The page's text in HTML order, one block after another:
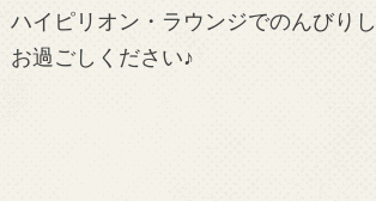
ハイピリオン・ラウンジでのんびり
お過ごしください♪